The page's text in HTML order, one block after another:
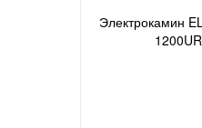
Электрокамин